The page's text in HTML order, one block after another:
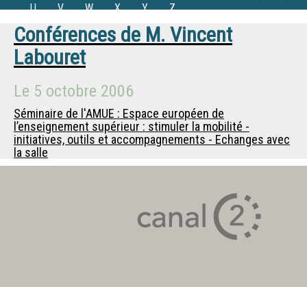
U
V W X Y Z
Conférences de M. Vincent
Labouret
Le 5 octobre 2006
Séminaire de l'AMUE : Espace européen de
l’enseignement supérieur : stimuler la mobilité -
initiatives, outils et accompagnements - Echanges avec
la salle